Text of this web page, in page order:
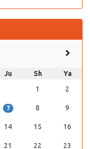
Ju Sh
Ya
1
2
7 8 9
14 15 16
21 22 23